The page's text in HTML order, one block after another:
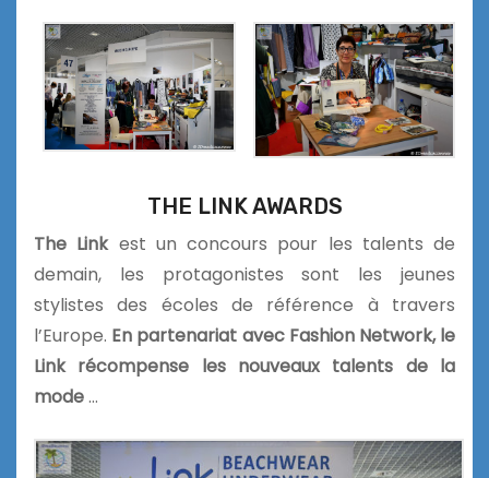
THE LINK AWARDS
The Link est un concours pour les talents de
demain, les protagonistes sont les jeunes
stylistes des écoles de référence à travers
l’Europe. En partenariat avec Fashion Network, le
Link récompense les nouveaux talents de la
mode…